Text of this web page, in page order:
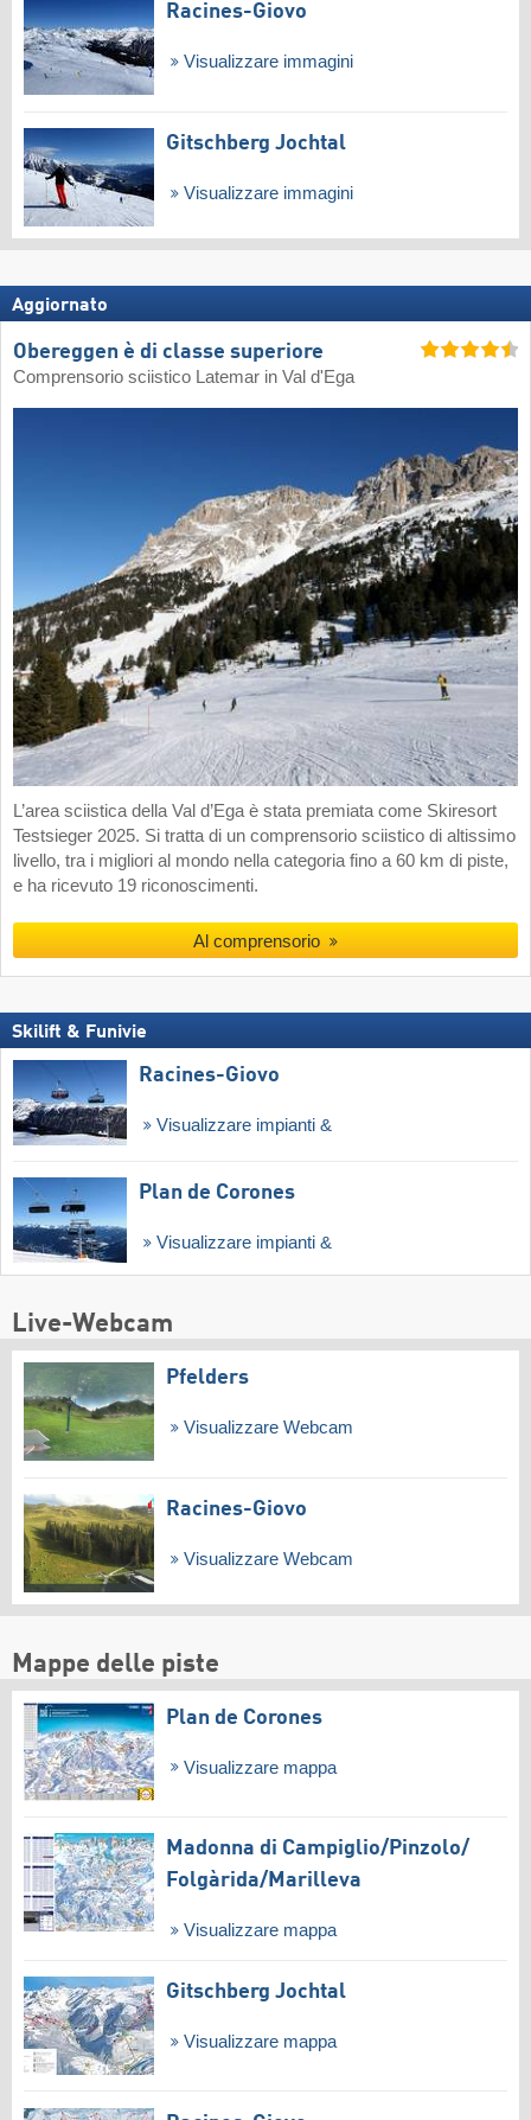
Racines-Giovo
Visualizzare immagini
Gitschberg Jochtal
Visualizzare immagini
Aggiornato
Obereggen è di classe superiore
Comprensorio sciistico Latemar in Val d'Ega
L’area sciistica della Val d’Ega è stata premiata come Skiresort
Testsieger 2025. Si tratta di un comprensorio sciistico di altissimo
livello, tra i migliori al mondo nella categoria fino a 60 km di piste,
e ha ricevuto 19 riconoscimenti.
Al comprensorio
Skilift & Funivie
Racines-Giovo
Visualizzare impianti &
Plan de Corones
Visualizzare impianti &
Live-Webcam
Pfelders
Visualizzare Webcam
Racines-Giovo
Visualizzare Webcam
Mappe delle piste
Plan de Corones
Visualizzare mappa
Madonna di Campiglio/​Pinzolo/​
Folgàrida/​Marilleva
Visualizzare mappa
Gitschberg Jochtal
Visualizzare mappa